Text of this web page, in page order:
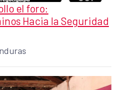
el foro:
Hacia la Seguridad